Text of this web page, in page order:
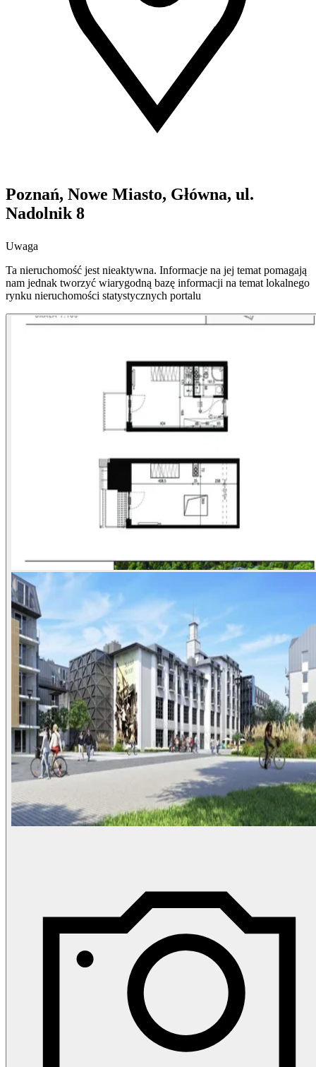
Poznań, Nowe Miasto, Główna, ul.
Nadolnik 8
Uwaga
Ta nieruchomość jest nieaktywna. Informacje na jej temat pomagają
nam jednak tworzyć wiarygodną bazę informacji na temat lokalnego
rynku nieruchomości statystycznych portalu